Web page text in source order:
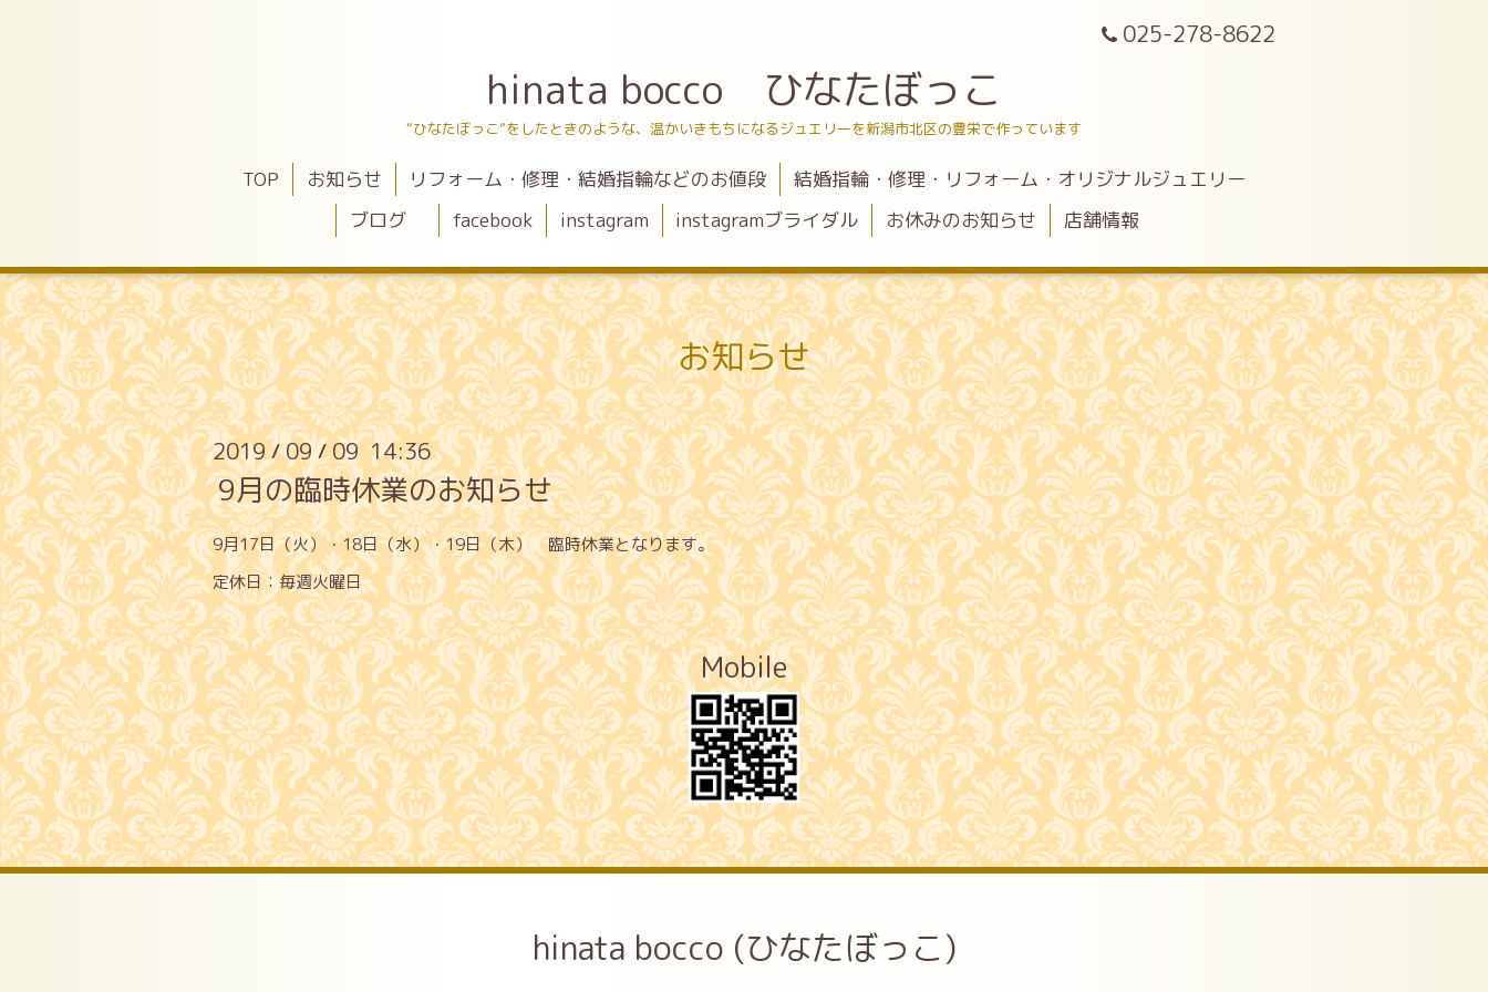
025-278-8622
hinata bocco ひなたぼっこ
“ひなたぼっこ”をしたときのような、温かいきもちになるジュエリーを新潟市北区の豊栄で作っています
TOP お知らせ リフォーム・修理・結婚指輪などのお値段
結婚指輪・修理・リフォーム・オリジナルジュエリー
ブログ
facebook instagram instagramブライダル お休みのお知らせ 店舗情報
お知らせ
2019/09/09 14:36
9月の臨時休業のお知らせ
9月17日（火）・18日（水）・19日（木） 臨時休業となります。
定休日：毎週火曜日
Mobile
hinata bocco (ひなたぼっこ)